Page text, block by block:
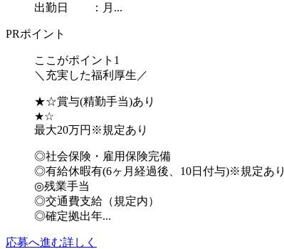
出勤日 ：月...
PRポイント
ここがポイント1
＼充実した福利厚生／
★☆賞与(精勤手当)あり
★☆
最大20万円※規定あり
◎社会保険・雇用保険完備
◎有給休暇有(6ヶ月経過後、10日付与)※規定あり
◎残業手当
◎交通費支給（規定内）
◎確定拠出年...
応募へ進む詳しく